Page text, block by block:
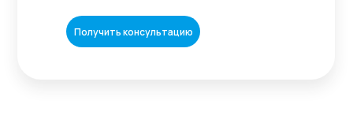
Получить консультацию